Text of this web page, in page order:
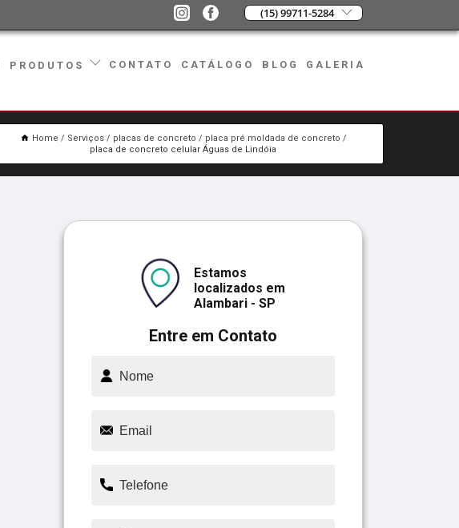
(15) 99711-5284
PRODUTOS CONTATO CATÁLOGO BLOG GALERIA
Home Serviços placas de concreto
placa pré moldada de concreto
placa de concreto celular Águas de Lindóia
Entre em Contato
Estamos
localizados em
Alambari - SP